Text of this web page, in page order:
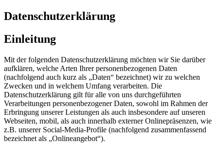
Datenschutzerklärung
Einleitung
Mit der folgenden Datenschutzerklärung möchten wir Sie darüber
aufklären, welche Arten Ihrer personenbezogenen Daten
(nachfolgend auch kurz als „Daten“ bezeichnet) wir zu welchen
Zwecken und in welchem Umfang verarbeiten. Die
Datenschutzerklärung gilt für alle von uns durchgeführten
Verarbeitungen personenbezogener Daten, sowohl im Rahmen der
Erbringung unserer Leistungen als auch insbesondere auf unseren
Webseiten, mobil, als auch innerhalb externer Onlinepräsenzen, wie
z.B. unserer Social-Media-Profile (nachfolgend zusammenfassend
bezeichnet als „Onlineangebot“).